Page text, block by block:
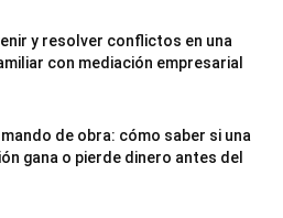
y resolver conflictos en una
con mediación empresarial
de obra: cómo saber si una
gana o pierde dinero antes del